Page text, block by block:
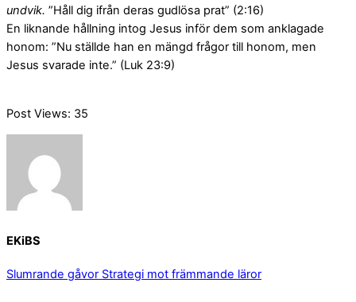
undvik. ”Håll dig ifrån deras gudlösa prat” (2:16)
En liknande hållning intog Jesus inför dem som anklagade
honom: ”Nu ställde han en mängd frågor till honom, men
Jesus svarade inte.” (Luk 23:9)
Post Views: 35
EKiBS
Slumrande gåvor Strategi mot främmande läror